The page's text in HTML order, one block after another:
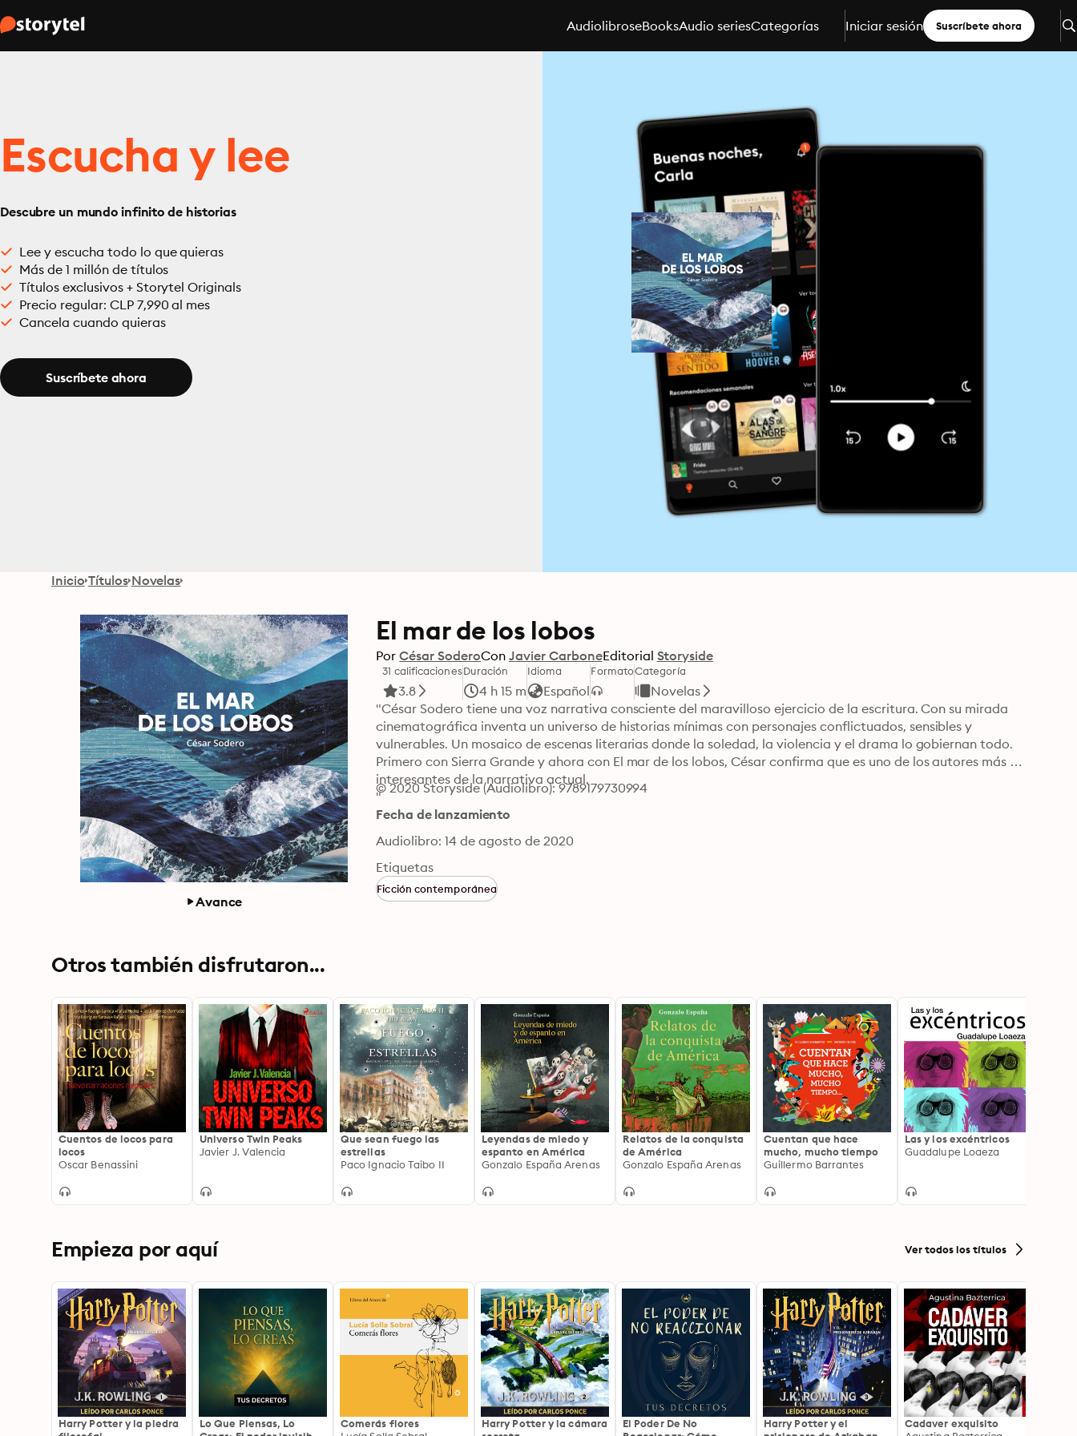
AudiolibroseBooksAudio seriesCategorías Iniciar sesión Suscríbete ahora
Escucha y lee
Descubre un mundo infinito de historias
Lee y escucha todo lo que quieras
Más de 1 millón de títulos
Títulos exclusivos + Storytel Originals
Precio regular: CLP 7,990 al mes
Cancela cuando quieras
Suscríbete ahora
Inicio Títulos Novelas
Avance
El mar de los lobos
Por César SoderoCon Javier CarboneEditorial Storyside
31 calificaciones
3.8
Duración
4 h 15 m
Idioma
Español
FormatoCategoría
Novelas
"César Sodero tiene una voz narrativa consciente del maravilloso ejercicio de la escritura. Con su mirada
cinematográfica inventa un universo de historias mínimas con personajes conflictuados, sensibles y
vulnerables. Un mosaico de escenas literarias donde la soledad, la violencia y el drama lo gobiernan todo.
Primero con Sierra Grande y ahora con El mar de los lobos, César confirma que es uno de los autores más
interesantes de la narrativa actual.
"
© 2020 Storyside (Audiolibro): 9789179730994
Fecha de lanzamiento
Audiolibro: 14 de agosto de 2020
Etiquetas
Ficción contemporánea
Otros también disfrutaron...
Cuentos de locos para
locos
Oscar Benassini
Universo Twin Peaks
Javier J. Valencia
Que sean fuego las
estrellas
Paco Ignacio Taibo II
Leyendas de miedo y
espanto en América
Gonzalo España Arenas
Relatos de la conquista
de América
Gonzalo España Arenas
Cuentan que hace
mucho, mucho tiempo
Guillermo Barrantes
Las y los excéntricos
Guadalupe Loaeza
Empieza por aquí Ver todos los títulos
Harry Potter y la piedra
Lo Que Piensas, Lo
Comerás flores
Harry Potter y la cámara
El Poder De No
Harry Potter y el
Cadaver exquisito